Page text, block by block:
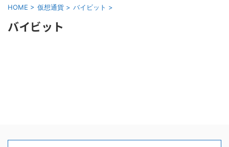
HOME > 仮想通貨 > バイビット >
バイビット